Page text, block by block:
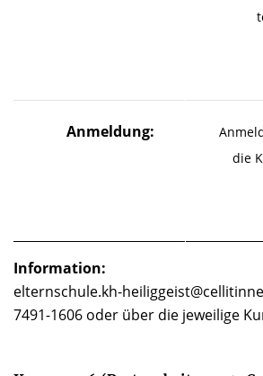
Anmeldung:
die
Information:
elternschule.kh-
7491-1606 oder über die jeweilige